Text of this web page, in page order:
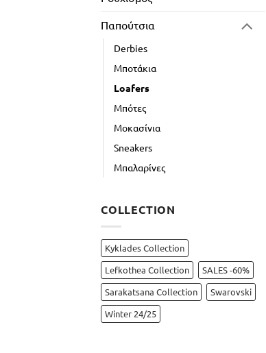
Παπούτσια
Derbies
Μποτάκια
Loafers
Μπότες
Μοκασίνια
Sneakers
Μπαλαρίνες
COLLECTION
Kyklades Collection
Lefkothea Collection
SALES -60%
Sarakatsana Collection
Swarovski
Winter 24/25